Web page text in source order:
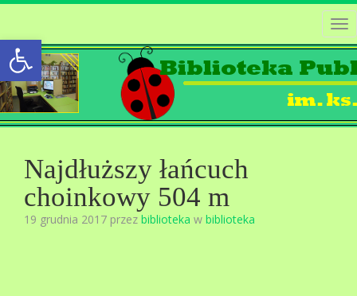
Open toolbar
Najdłuższy łańcuch
choinkowy 504 m
19 grudnia 2017 przez biblioteka w biblioteka